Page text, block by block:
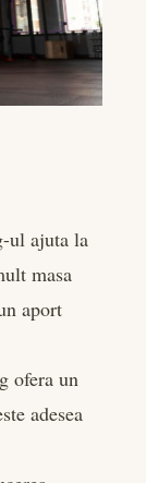
ul ajuta la
masa
aport
ofera un
adesea